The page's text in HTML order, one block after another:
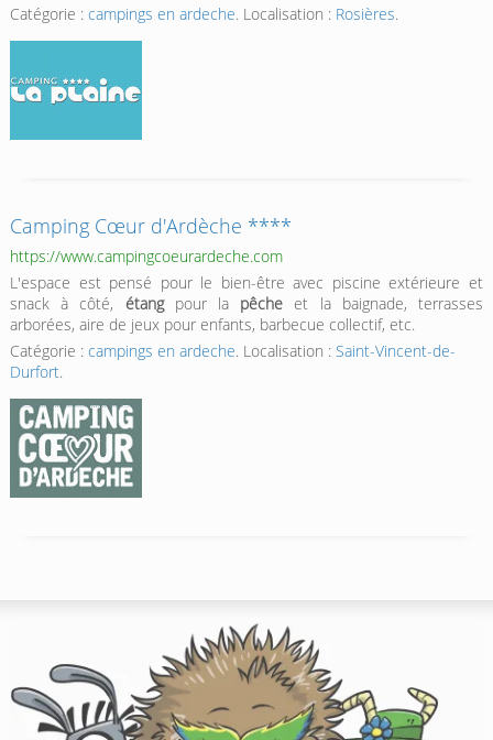
Catégorie : campings en ardeche. Localisation : Rosières.
Camping Cœur d'Ardèche ****
https://www.campingcoeurardeche.com
L'espace est pensé pour le bien-être avec piscine extérieure et
snack à côté, étangpour la pêche et la baignade, terrasses
arborées, aire de jeux pour enfants, barbecue collectif, etc.
Catégorie : campings en ardeche. Localisation : Saint-Vincent-de-
Durfort.